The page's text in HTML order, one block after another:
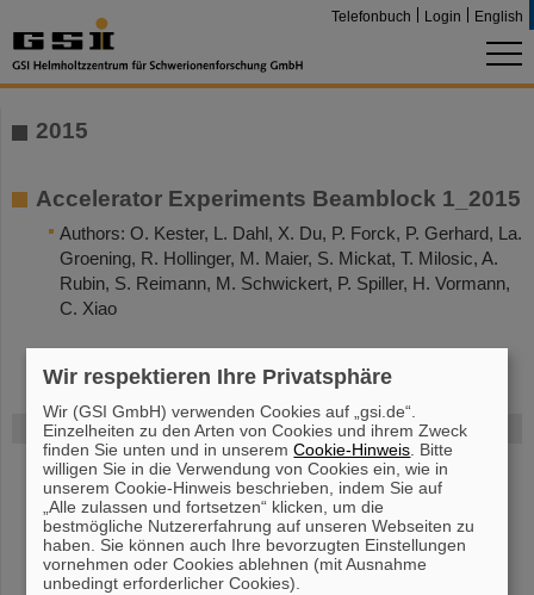
Telefonbuch Login English
FAIR
Bei GSI entsteht das neue Beschleunigerzentrum FAIR.
Erfahren Sie mehr.
2015
Accelerator Experiments Beamblock 1_2015
Authors: O. Kester, L. Dahl, X. Du, P. Forck, P. Gerhard, La.
Groening, R. Hollinger, M. Maier, S. Mickat, T. Milosic, A.
Rubin, S. Reimann, M. Schwickert, P. Spiller, H. Vormann,
C. Xiao
Wir respektieren Ihre Privatsphäre
Wir (GSI GmbH) verwenden Cookies auf „gsi.de“.
Einzelheiten zu den Arten von Cookies und ihrem Zweck
finden Sie unten und in unseremCookie-Hinweis . Bitte
willigen Sie in die Verwendung von Cookies ein, wie in
unserem Cookie-Hinweis beschrieben, indem Sie auf
„Alle zulassen und fortsetzen“ klicken, um die
bestmögliche Nutzererfahrung auf unseren Webseiten zu
haben. Sie können auch Ihre bevorzugten Einstellungen
vornehmen oder Cookies ablehnen (mit Ausnahme
unbedingt erforderlicher Cookies).